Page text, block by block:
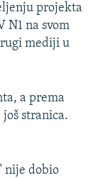
projekta
N1 na svom
mediji u
a prema
stranica.
nije dobio